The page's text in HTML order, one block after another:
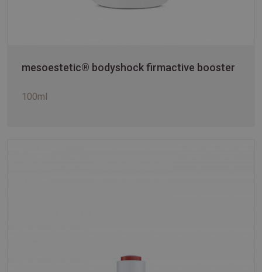
mesoestetic® bodyshock firmactive booster
100ml